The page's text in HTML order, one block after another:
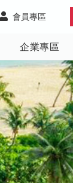
會員專區
企業專區